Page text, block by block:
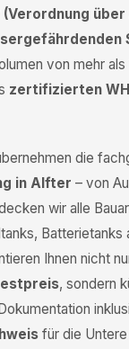
(Verordnung über
von mehr
zertifizierten
die
in Alfter – von
wir alle
Batterietanks
Ihnen nicht
, sondern
für die